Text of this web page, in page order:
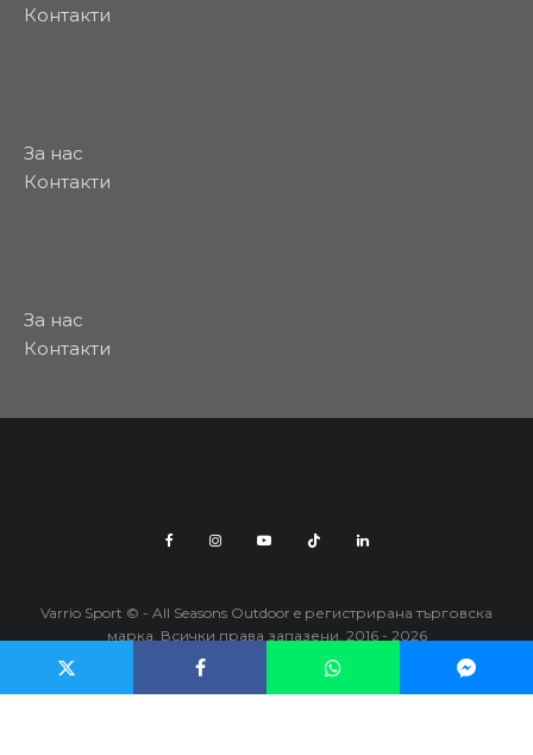
Контакти
За нас
Контакти
За нас
Контакти
Varrio Sport © - All Seasons Outdoor e регистрирана търговска
марка. Всички права запазени. 2016 - 2026